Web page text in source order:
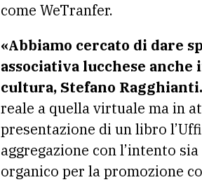
come WeTranfer.
«Abbiamo cercato di dare
associativa lucchese anche
cultura, Stefano Ragghianti.
reale a quella virtuale ma in
presentazione di un libro
aggregazione con l’intento
organico per la promozione